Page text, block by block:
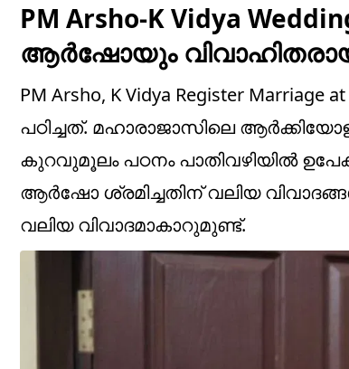
PM Arsho-K Vidya
ആര്‍ഷോയും
PM Arsho, K Vidya Register
പഠിച്ചത്. മഹാരാജാസിലെ
കുറവുമൂലം പഠനം പാതിവഴിയില്‍
ആര്‍ഷോ ശ്രമിച്ചതിന് വലിയ
വലിയ വിവാദമാകാറുമുണ്ട്.